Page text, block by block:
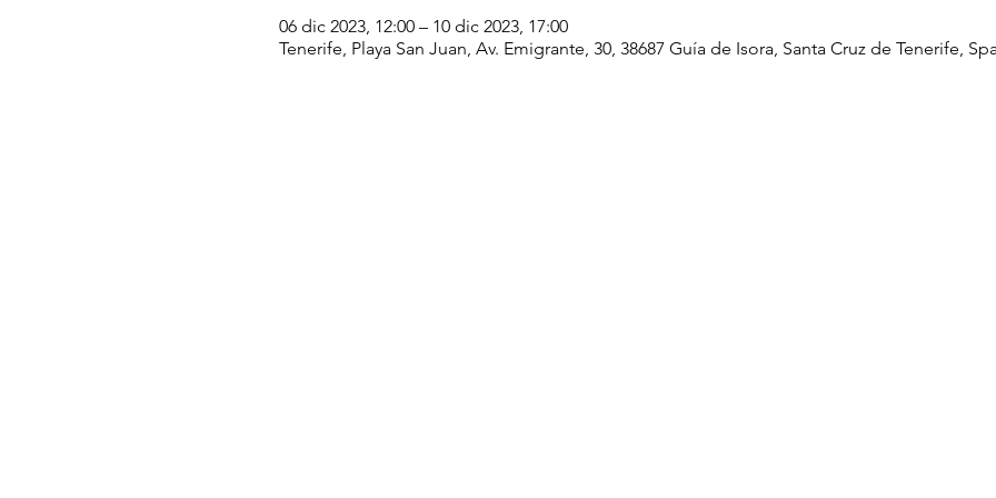
06 dic 2023, 12:00 – 10 dic 2023, 17:00
Tenerife, Playa San Juan, Av. Emigrante, 30, 38687 Guía de Isora, Santa Cruz de Tenerife,